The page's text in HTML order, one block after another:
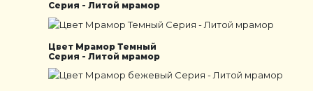
Серия - Литой мрамор
Цвет Мрамор Темный
Серия - Литой мрамор